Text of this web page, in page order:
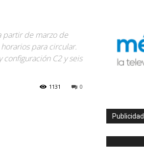
partir de marzo de
para circular.
C2 y seis
0
1131
Publicidad